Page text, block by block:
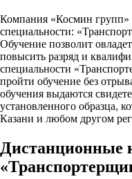
Компания «Космин групп»
специальности:
Обучение позволит
повысить разряд и
специальности
пройти обучение без
обучения выдаются
установленного образца,
Казани и любом другом
Дистанционные